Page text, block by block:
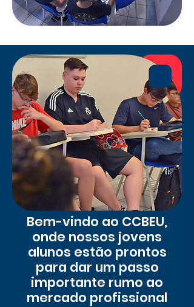
Bem-vindo ao CCBEU,
onde nossos jovens
alunos estão prontos
para dar um passo
importante rumo ao
mercado profissional